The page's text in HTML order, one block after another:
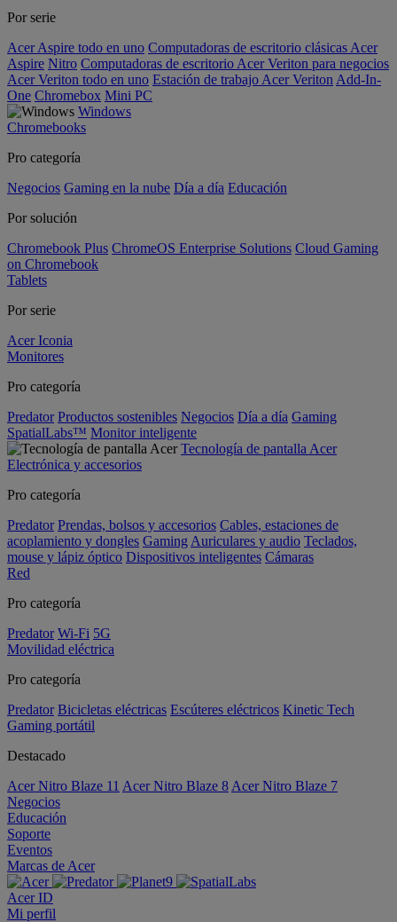
Por serie
Acer Aspire todo en uno Computadoras de escritorio clásicas Acer
Aspire Nitro Computadoras de escritorio Acer Veriton para negocios
Acer Veriton todo en uno Estación de trabajo Acer Veriton Add-In-
One Chromebox Mini PC
Windows
Chromebooks
Pro categoría
Negocios Gaming en la nube Día a día Educación
Por solución
Chromebook Plus ChromeOS Enterprise Solutions Cloud Gaming
on Chromebook
Tablets
Por serie
Acer Iconia
Monitores
Pro categoría
Predator Productos sostenibles Negocios Día a día Gaming
SpatialLabs™ Monitor inteligente
Tecnología de pantalla Acer
Electrónica y accesorios
Pro categoría
Predator Prendas, bolsos y accesorios Cables, estaciones de
acoplamiento y dongles Gaming Auriculares y audio Teclados,
mouse y lápiz óptico Dispositivos inteligentes Cámaras
Red
Pro categoría
Predator Wi-Fi 5G
Movilidad eléctrica
Pro categoría
Predator Bicicletas eléctricas Escúteres eléctricos Kinetic Tech
Gaming portátil
Destacado
Acer Nitro Blaze 11 Acer Nitro Blaze 8 Acer Nitro Blaze 7
Negocios
Educación
Soporte
Eventos
Marcas de Acer
Acer ID
Mi perfil